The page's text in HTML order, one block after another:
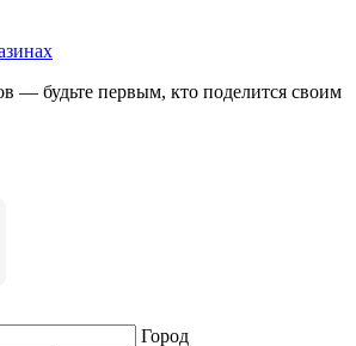
— будьте первым, кто поделится своим
Город